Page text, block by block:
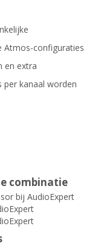
Atmos-configuraties
en extra
per kanaal worden
combinatie
bij AudioExpert